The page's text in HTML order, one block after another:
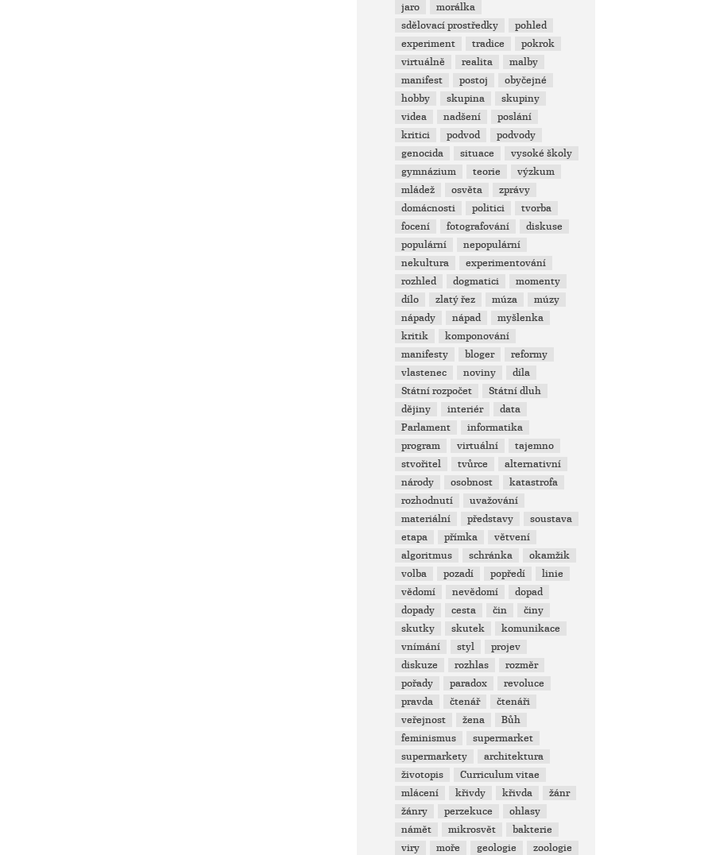
jaro
morálka
sdělovací prostředky
pohled
experiment
tradice
pokrok
virtuálně
realita
malby
manifest
postoj
obyčejné
hobby
skupina
skupiny
videa
nadšení
poslání
kritici
podvod
podvody
genocida
situace
vysoké školy
gymnázium
teorie
výzkum
mládež
osvěta
zprávy
domácnosti
politici
tvorba
focení
fotografování
diskuse
populární
nepopulární
nekultura
experimentování
rozhled
dogmatici
momenty
dílo
zlatý řez múza
múzy
nápady
nápad
myšlenka
kritik
komponování
manifesty
bloger
reformy
vlastenec
noviny
díla
Státní rozpočet
Státní dluh
dějiny
interiér
data
Parlament
informatika
program
virtuální
tajemno
stvořitel
tvůrce
alternativní
národy
osobnost
katastrofa
rozhodnutí
uvažování
materiální
představy
soustava
etapa
přímka
větvení
algoritmus
schránka
okamžik
volba
pozadí popředí
linie
vědomí
nevědomí
dopad
dopady
cesta čin
činy
skutky
skutek
komunikace
vnímání
styl
projev
diskuze
rozhlas
rozměr
pořady
paradox
revoluce
pravda
čtenář
čtenáři
veřejnost
žena
Bůh
feminismus
supermarket
supermarkety
architektura
životopis
Curriculum vitae
mlácení
křivdy křivda
žánr
žánry
perzekuce
ohlasy
námět
mikrosvět
bakterie
viry
moře geologie zoologie